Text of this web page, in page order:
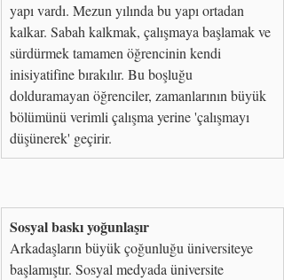
yapı vardı. Mezun yılında bu yapı ortadan
kalkar. Sabah kalkmak, çalışmaya başlamak ve
sürdürmek tamamen öğrencinin kendi
inisiyatifine bırakılır. Bu boşluğu
dolduramayan öğrenciler, zamanlarının büyük
bölümünü verimli çalışma yerine 'çalışmayı
düşünerek' geçirir.
Sosyal baskı yoğunlaşır
Arkadaşların büyük çoğunluğu üniversiteye
başlamıştır. Sosyal medyada üniversite